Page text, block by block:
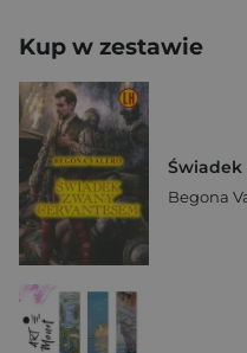
Kup w zestawie
Świadek
Begona